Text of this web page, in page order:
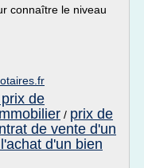
connaître le niveau
de
/ prix de
de vente d'un
d'un bien